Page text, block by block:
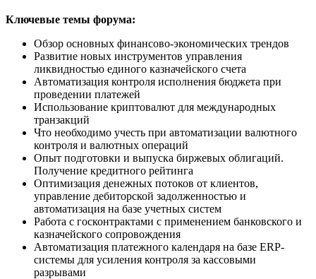
Ключевые темы форума:
Обзор основных финансово-экономических трендов
Развитие новых инструментов управления
ликвидностью единого казначейского счета
Автоматизация контроля исполнения бюджета при
проведении платежей
Использование криптовалют для международных
транзакций
Что необходимо учесть при автоматизации валютного
контроля и валютных операций
Опыт подготовки и выпуска биржевых облигаций.
Получение кредитного рейтинга
Оптимизация денежных потоков от клиентов,
управление дебиторской задолженностью и
автоматизация на базе учетных систем
Работа с госконтрактами с применением банковского и
казначейского сопровождения
Автоматизация платежного календаря на базе ERP-
системы для усиления контроля за кассовыми
разрывами